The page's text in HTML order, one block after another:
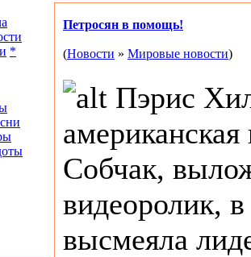
*
Петросян в помощь!
(Новости » Мировые новости)
Пэрис
Собчак,
видеоролик,
высмеяла